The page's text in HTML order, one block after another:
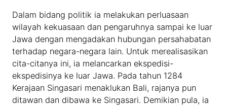
Dalam bidang politik ia melakukan perluasaan
wilayah kekuasaan dan pengaruhnya sampai ke luar
Jawa dengan mengadakan hubungan persahabatan
terhadap negara-negara lain. Untuk merealisasikan
cita-citanya ini, ia melancarkan ekspedisi-
ekspedisinya ke luar Jawa. Pada tahun 1284
Kerajaan Singasari menaklukan Bali, rajanya pun
ditawan dan dibawa ke Singasari. Demikian pula, ia